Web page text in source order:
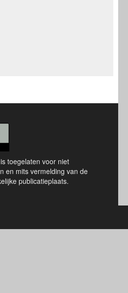
toegelaten voor niet
en mits vermelding van de
publicatieplaats.